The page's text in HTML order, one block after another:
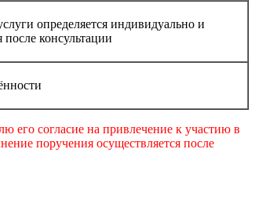
определяется индивидуально и
после консультации
согласие на привлечение к участию в
поручения осуществляется после